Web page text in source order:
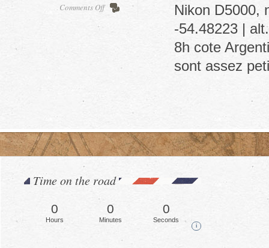
Comments Offon
das
Nikon D5000,
-54.48223 |
8h cote
sont assez
Time on the road
0
Hours
0
Minutes
0
Seconds
i